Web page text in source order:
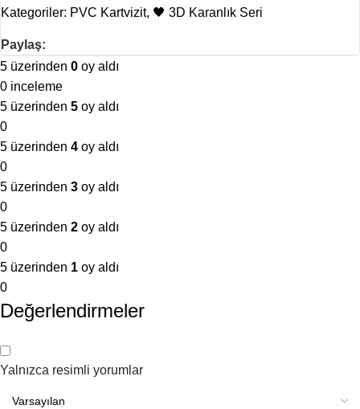
Kategoriler: PVC Kartvizit, 🖤 3D Karanlık Seri
Paylaş:
5 üzerinden 0 oy aldı
0 inceleme
5 üzerinden 5 oy aldı
0
5 üzerinden 4 oy aldı
0
5 üzerinden 3 oy aldı
0
5 üzerinden 2 oy aldı
0
5 üzerinden 1 oy aldı
0
Değerlendirmeler
Yalnızca resimli yorumlar